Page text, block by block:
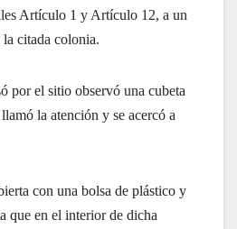
Artículo 1 y Artículo 12, a un
citada colonia.
por el sitio observó una cubeta
la atención y se acercó a
con una bolsa de plástico y
que en el interior de dicha